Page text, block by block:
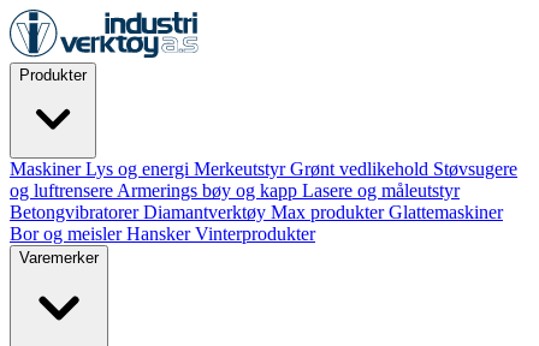
Produkter
MaskinerLys og energi MerkeutstyrGrønt vedlikehold Støvsugere
og luftrensere Armerings bøy og kapp Lasere og måleutstyr
BetongvibratorerDiamantverktøy Max produkterGlattemaskiner
Bor og meislerHanskerVinterprodukter
Varemerker